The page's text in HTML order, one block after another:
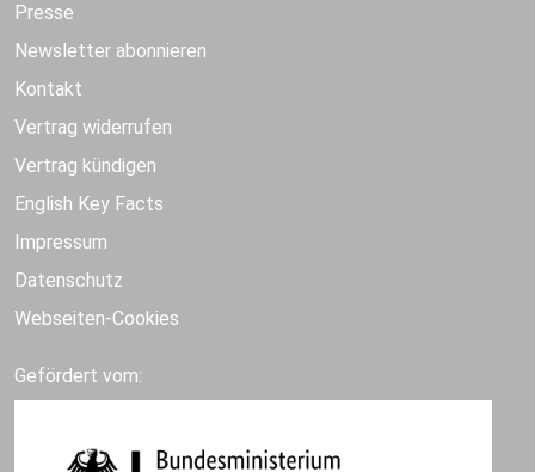
Presse
Newsletter abonnieren
Kontakt
Vertrag widerrufen
Vertrag kündigen
English Key Facts
Impressum
Datenschutz
Webseiten-Cookies
Gefördert vom: